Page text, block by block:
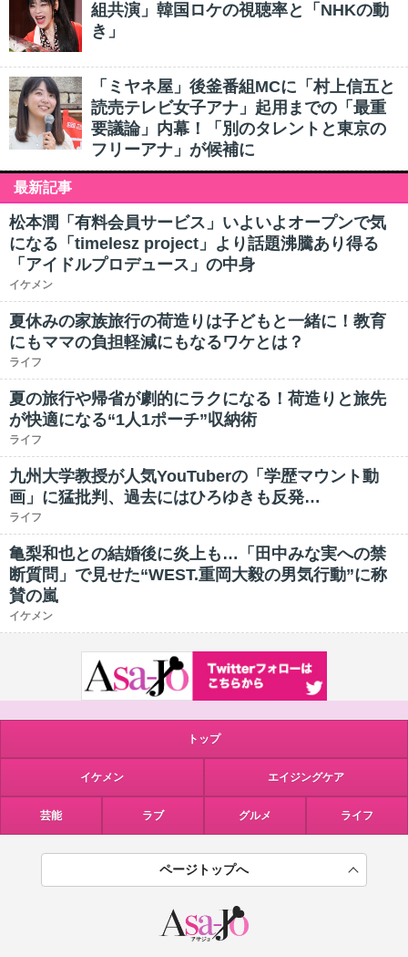
組共演」韓国ロケの視聴率と「NHKの動
き」
「ミヤネ屋」後釜番組MCに「村上信五と
読売テレビ女子アナ」起用までの「最重
要議論」内幕！「別のタレントと東京の
フリーアナ」が候補に
最新記事
松本潤「有料会員サービス」いよいよオープンで気
になる「timelesz project」より話題沸騰あり得る
「アイドルプロデュース」の中身
イケメン
夏休みの家族旅行の荷造りは子どもと一緒に！教育
にもママの負担軽減にもなるワケとは？
ライフ
夏の旅行や帰省が劇的にラクになる！荷造りと旅先
が快適になる“1人1ポーチ”収納術
ライフ
九州大学教授が人気YouTuberの「学歴マウント動
画」に猛批判、過去にはひろゆきも反発…
ライフ
亀梨和也との結婚後に炎上も…「田中みな実への禁
断質問」で見せた“WEST.重岡大毅の男気行動”に称
賛の嵐
イケメン
トップ
イケメン エイジングケア
芸能 ラブ グルメ ライフ
ページトップへ